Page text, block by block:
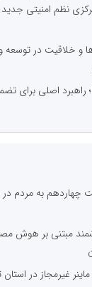
مرکزی نظم امنیتی
و خلاقیت در
راهبرد اصلی برای
چهاردهم به مردم